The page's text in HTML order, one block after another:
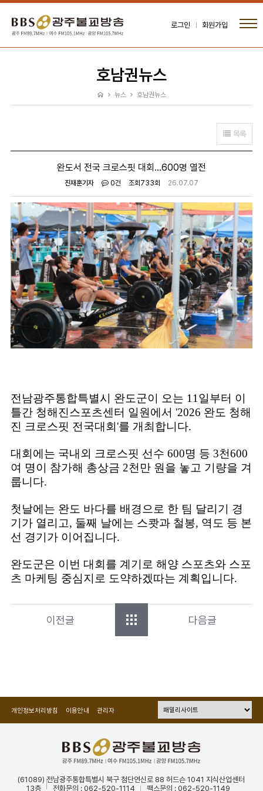
로그인 회원가입
호남권뉴스
뉴스 호남권뉴스
목록
완도서 전국 크로스핏 대회…600명 열전
진재훈기자 0건 조회733회 26.07.07
전남광주통합특별시 완도군이 오는 11일부터 이
틀간 청해진스포츠센터 일원에서 '2026 완도 청해
진 크로스핏 전국대회'를 개최합니다.
대회에는 국내외 크로스핏 선수 600명 등 3천600
여 명이 참가해 총상금 2천만 원을 놓고 기량을 겨
룹니다.
첫날에는 완도 바다를 배경으로 한 팀 달리기 경
기가 열리고, 둘째 날에는 스쾃과 철봉, 역도 등 본
선 경기가 이어집니다.
완도군은 이번 대회를 계기로 해양 스포츠와 스포
츠 마케팅 중심지로 도약하겠따는 계획입니다.
이전글 다음글
개인정보처리방침 이용안내 관리자
(61089) 전남광주통합특별시 북구 첨단연신로 88 허드슨 1041 지식산업센터
13층
전화문의 : 062-520-1114 팩스문의 : 062-520-1149